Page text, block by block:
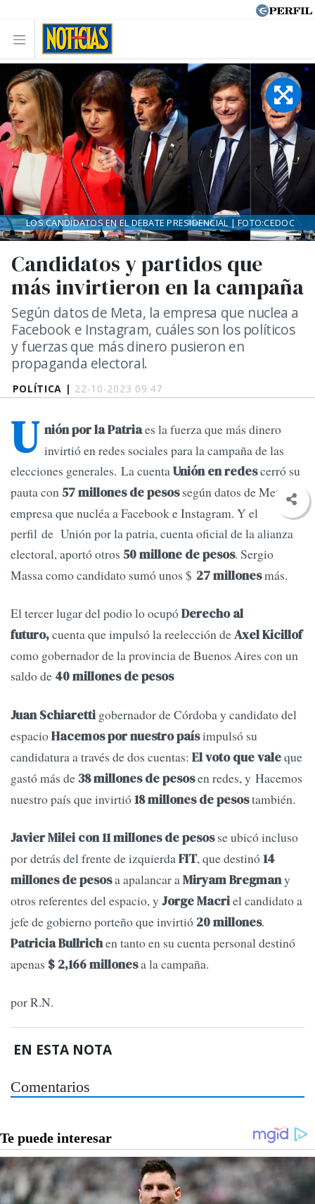
POLÍTICA | 22-10-2023 09:47
Candidatos y partidos que
más invirtieron en la campaña
Según datos de Meta, la empresa que nuclea a
Facebook e Instagram, cuáles son los políticos
y fuerzas que más dinero pusieron en
propaganda electoral.
LOS CANDIDATOS EN EL DEBATE PRESIDENCIAL | FOTO:CEDOC
U nión por la Patriaes la fuerza que más dinero
invirtió en redes sociales para la campaña de las
elecciones generales. La cuentaUnión en redescerró su
pauta con 57 millones de pesossegún datos de Meta, la
empresa que nucléa a Facebook e Instagram. Y el
perfil de Unión por la patria, cuenta oficial de la alianza
electoral, aportó otros 50 millone de pesos. Sergio
Massa como candidato sumó unos $ 27 millonesmás.
El tercer lugar del podio lo ocupóDerecho al
futuro,cuenta que impulsó la reelección deAxel Kicillof
como gobernador de la provincia de Buenos Aires con un
saldo de 40 millones de pesos
Juan Schiaretti gobernador de Córdoba y candidato del
espacioHacemos por nuestro paísimpulsó su
candidatura a través de dos cuentas: El voto que valeque
gastó más de38 millones de pesosen redes, y Hacemos
nuestro país que invirtió18 millones de pesostambién.
Javier Milei con 11 millones de pesosse ubicó incluso
por detrás del frente de izquierdaFIT, que destinó14
millones de pesosa apalancar aMiryam Bregmany
otros referentes del espacio,y Jorge Macriel candidato a
jefe de gobierno porteño que invirtió 20 millones.
Patricia Bullrichen tanto en su cuenta personal destinó
apenas $ 2,166 millonesa la campaña.
por R.N.
EN ESTA NOTA
Comentarios